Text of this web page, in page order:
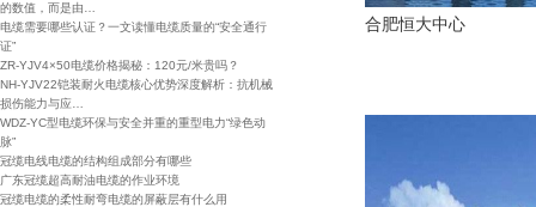
的数值，而是由…
电缆需要哪些认证？一文读懂电缆质量的“安全通行
证”
ZR-YJV4×50电缆价格揭秘：120元/米贵吗？
NH-YJV22铠装耐火电缆核心优势深度解析：抗机械
损伤能力与应…
WDZ-YC型电缆环保与安全并重的重型电力“绿色动
脉”
冠缆电线电缆的结构组成部分有哪些
广东冠缆超高耐油电缆的作业环境
冠缆电缆的柔性耐弯电缆的屏蔽层有什么用
合肥恒大中心